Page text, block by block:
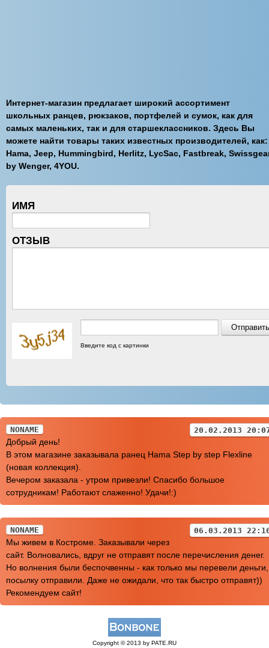
Интернет-магазин предлагает широкий ассортимент
школьных ранцев, рюкзаков, портфелей и сумок, как для
самых маленьких, так и для старшеклассников. Здесь Вы
можете найти товары таких известных производителей, как:
Hama, Jeep, Hummingbird, Herlitz, LycSac, Fastbreak,
by Wenger, 4YOU.
ИМЯ
ОТЗЫВ
Введите код с картинки
NONAME 20.02.2013
Добрый день!
В этом магазине заказывала ранец Hama Step by step Flexline
(новая коллекция).
Вечером заказала - утром привезли! Спасибо большое
сотрудникам! Работают слаженно! Удачи!:)
NONAME 06.03.2013
Мы живем в Костроме. Заказывали через
сайт. Волновались, вдруг не отправят после перечисления денег.
Но волнения были беспочвенны - как только мы перевели деньги,
посылку отправили. Даже не ожидали, что так быстро отправят))
Рекомендуем сайт!
Copyright © 2013 by PATE.RU